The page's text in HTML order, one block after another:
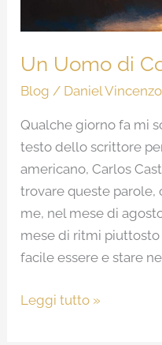
Un Uomo di
Blog / Daniel
Qualche giorno fa mi
testo dello scrittore
americano, Carlos
trovare queste parole,
me, nel mese di
mese di ritmi
facile essere e stare
Leggi tutto »